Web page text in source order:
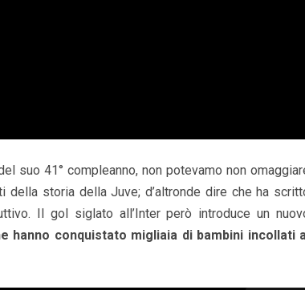
suo 41° compleanno, non potevamo non
storia della Juve; d’altronde dire che ha
Il gol siglato all’Inter però introduce un
hanno conquistato migliaia di bambini incollati